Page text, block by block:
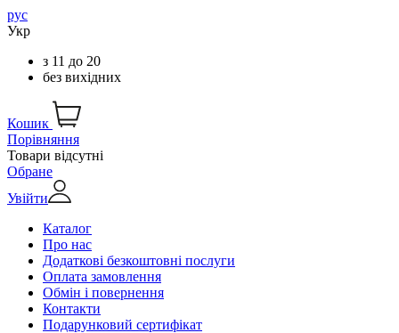
рус
Укр
з 11 до 20
без вихідних
Кошик
Порівняння
Товари відсутні
Обране
Увійти
Каталог
Про нас
Додаткові безкоштовні послуги
Оплата замовлення
Обмін і повернення
Контакти
Подарунковий сертифікат